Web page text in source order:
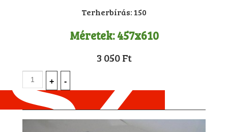
Terherbírás:150
Méretek:457x610
3 050 Ft